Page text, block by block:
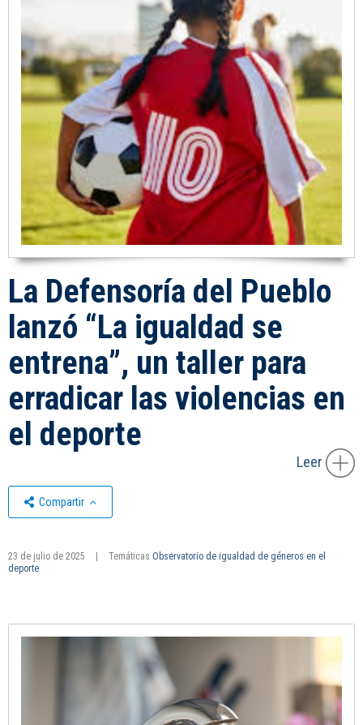
La Defensoría del Pueblo
lanzó “La igualdad se
entrena”, un taller para
erradicar las violencias en
el deporte
Leer
Compartir
23 de julio de 2025 Temáticas Observatorio de igualdad de géneros en el
deporte